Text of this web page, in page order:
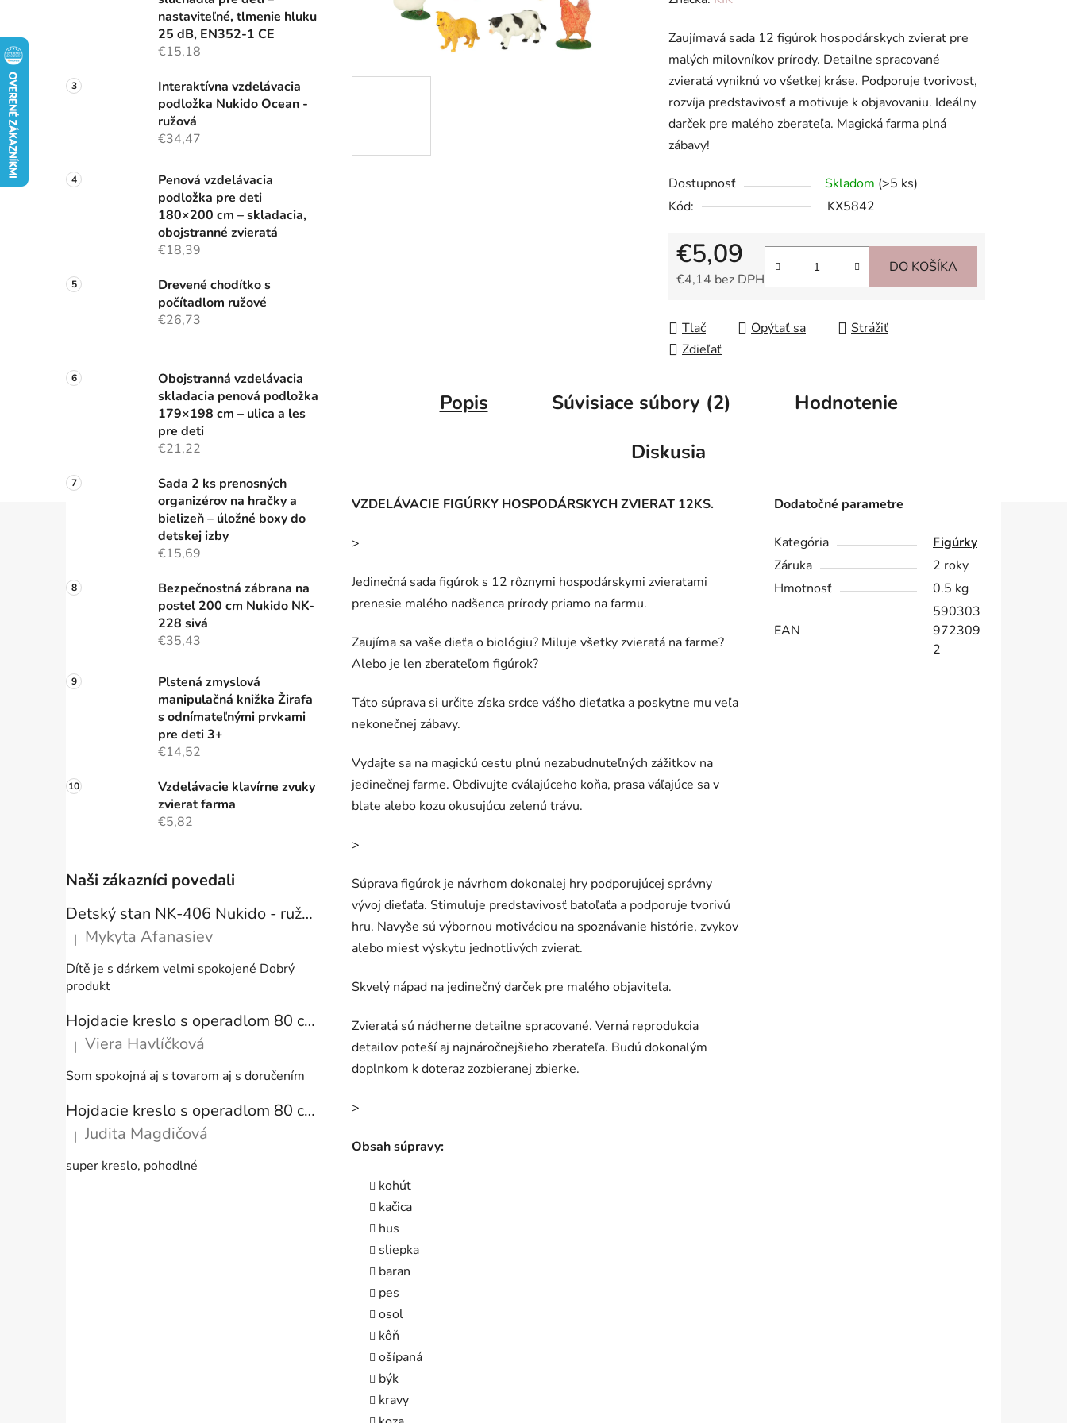
nastaviteľné, tlmenie hluku
25 dB, EN352-1 CE
€15,18
Interaktívna vzdelávacia
podložka Nukido Ocean -
ružová
€34,47
Penová vzdelávacia
podložka pre deti
180×200 cm – skladacia,
obojstranné zvieratá
€18,39
Drevené chodítko s
počítadlom ružové
€26,73
Obojstranná vzdelávacia
skladacia penová podložka
179×198 cm – ulica a les
pre deti
€21,22
Sada 2 ks prenosných
organizérov na hračky a
bielizeň – úložné boxy do
detskej izby
€15,69
Bezpečnostná zábrana na
posteľ 200 cm Nukido NK-
228 sivá
€35,43
Plstená zmyslová
manipulačná knižka Žirafa
s odnímateľnými prvkami
pre deti 3+
€14,52
Vzdelávacie klavírne zvuky
zvierat farma
€5,82
Naši zákazníci povedali
Detský stan NK-406 Nukido - ružový
Hodnotenie produktu je 5 z 5 hviezdičiek.
| Mykyta Afanasiev
Dítě je s dárkem velmi spokojené Dobrý
produkt
Hojdacie kreslo s operadlom 80 cm + vankúše
Hodnotenie produktu je 5 z 5 hviezdičiek.
| Viera Havlíčková
Som spokojná aj s tovarom aj s doručením
Hojdacie kreslo s operadlom 80 cm + vankúše
Hodnotenie produktu je 5 z 5 hviezdičiek.
| Judita Magdičová
super kreslo, pohodlné
je
0,0
z
5
hviezdičiek.
Zaujímavá sada 12 figúrok hospodárskych zvierat pre
malých milovníkov prírody. Detailne spracované
zvieratá vyniknú vo všetkej kráse. Podporuje tvorivosť,
rozvíja predstavivosť a motivuje k objavovaniu. Ideálny
darček pre malého zberateľa. Magická farma plná
zábavy!
Dostupnosť Skladom (>5 ks)
Kód:
KX5842
€5,09
€4,14 bez DPH
DO KOŠÍKA
Tlač Opýtať sa
Strážiť
Zdieľať
Popis Súvisiace súbory (2)
Hodnotenie
Diskusia
VZDELÁVACIE FIGÚRKY HOSPODÁRSKYCH ZVIERAT 12KS.
>
Jedinečná sada figúrok s 12 rôznymi hospodárskymi zvieratami
prenesie malého nadšenca prírody priamo na farmu.
Zaujíma sa vaše dieťa o biológiu? Miluje všetky zvieratá na farme?
Alebo je len zberateľom figúrok?
Táto súprava si určite získa srdce vášho dieťatka a poskytne mu veľa
nekonečnej zábavy.
Vydajte sa na magickú cestu plnú nezabudnuteľných zážitkov na
jedinečnej farme. Obdivujte cválajúceho koňa, prasa váľajúce sa v
blate alebo kozu okusujúcu zelenú trávu.
>
Súprava figúrok je návrhom dokonalej hry podporujúcej správny
vývoj dieťaťa. Stimuluje predstavivosť batoľaťa a podporuje tvorivú
hru. Navyše sú výbornou motiváciou na spoznávanie histórie, zvykov
alebo miest výskytu jednotlivých zvierat.
Skvelý nápad na jedinečný darček pre malého objaviteľa.
Zvieratá sú nádherne detailne spracované. Verná reprodukcia
detailov poteší aj najnáročnejšieho zberateľa. Budú dokonalým
doplnkom k doteraz zozbieranej zbierke.
>
Obsah súpravy:
kohút
kačica
hus
sliepka
baran
pes
osol
kôň
ošípaná
býk
kravy
Dodatočné parametre
Kategória
Figúrky
Záruka
2 roky
Hmotnosť
0.5 kg
EAN
590303
972309
2